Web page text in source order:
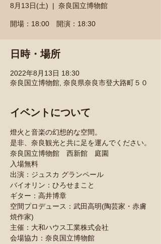
8月13日(土)
  |
奈良国立博物館
開場：18:00 開演：18:30
日時・場所
2022年8月13日 18:30
奈良国立博物館, 奈良県奈良市登大路町５０
イベントについて
燈火と音楽の幻想的な空間。
是非、奈良観光と共に足を運んでください。
奈良国立博物館　西新館　庭園
入場無料
出演：ジュスカ グランペール
バイオリン：ひろせまこと
ギター：高井博章
空間プロデュース：武田高明(陶芸家・赤膚
焼作家)
主催：大和ハウス工業株式会社
会場協力：奈良国立博物館